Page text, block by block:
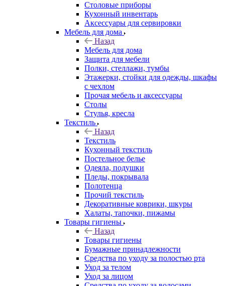
Столовые приборы
Кухонный инвентарь
Аксессуары для сервировки
Мебель для дома
Назад
Мебель для дома
Защита для мебели
Полки, стеллажи, тумбы
Этажерки, стойки для одежды, шкафы
с чехлом
Прочая мебель и аксессуары
Столы
Стулья, кресла
Текстиль
Назад
Текстиль
Кухонный текстиль
Постельное белье
Одеяла, подушки
Пледы, покрывала
Полотенца
Прочий текстиль
Декоративные коврики, шкуры
Халаты, тапочки, пижамы
Товары гигиены
Назад
Товары гигиены
Бумажные принадлежности
Средства по уходу за полостью рта
Уход за телом
Уход за лицом